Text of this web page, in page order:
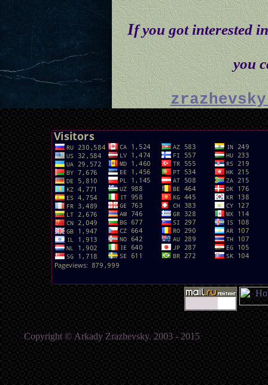
If you got interested
you
Copyright © Аrkady Zrazhevsky. 2003 - 2015